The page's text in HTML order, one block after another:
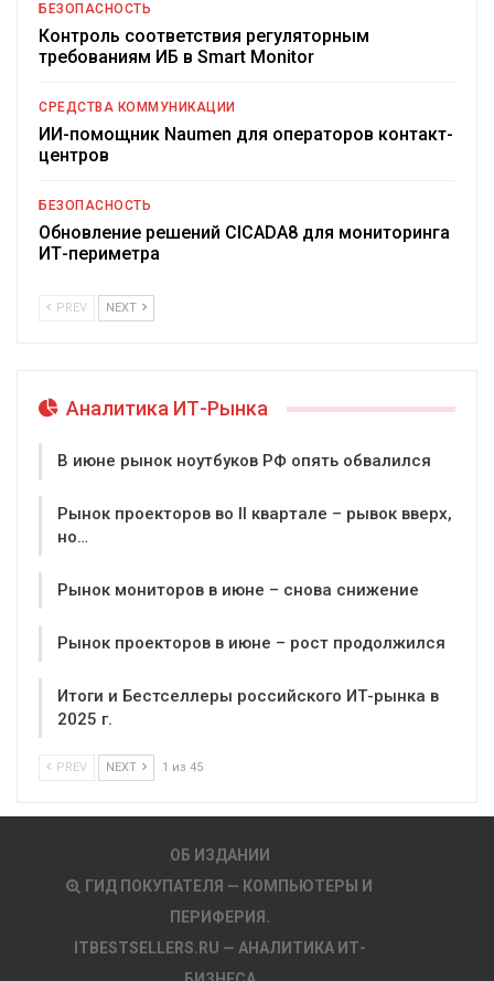
БЕЗОПАСНОСТЬ
Контроль соответствия регуляторным
требованиям ИБ в Smart Monitor
СРЕДСТВА КОММУНИКАЦИИ
ИИ-помощник Naumen для операторов контакт-
центров
БЕЗОПАСНОСТЬ
Обновление решений CICADA8 для мониторинга
ИТ-периметра
PREV NEXT
Аналитика ИТ-Рынка
В июне рынок ноутбуков РФ опять обвалился
Рынок проекторов во II квартале – рывок вверх,
но…
Рынок мониторов в июне – снова снижение
Рынок проекторов в июне – рост продолжился
Итоги и Бестселлеры российского ИТ-рынка в
2025 г.
PREV NEXT 1 из 45
ОБ ИЗДАНИИ
ГИД ПОКУПАТЕЛЯ — КОМПЬЮТЕРЫ И
ПЕРИФЕРИЯ.
ITBESTSELLERS.RU — АНАЛИТИКА ИТ-